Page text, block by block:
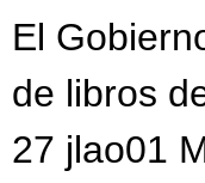
El
de libros
27 jlao01